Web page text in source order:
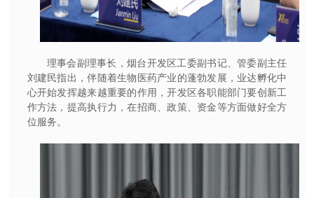
理事会副理事长，烟台开发区工委副书记、管委副主任
刘建民指出，伴随着生物医药产业的蓬勃发展，业达孵化中
心开始发挥越来越重要的作用，开发区各职能部门要创新工
作方法，提高执行力，在招商、政策、资金等方面做好全方
位服务。